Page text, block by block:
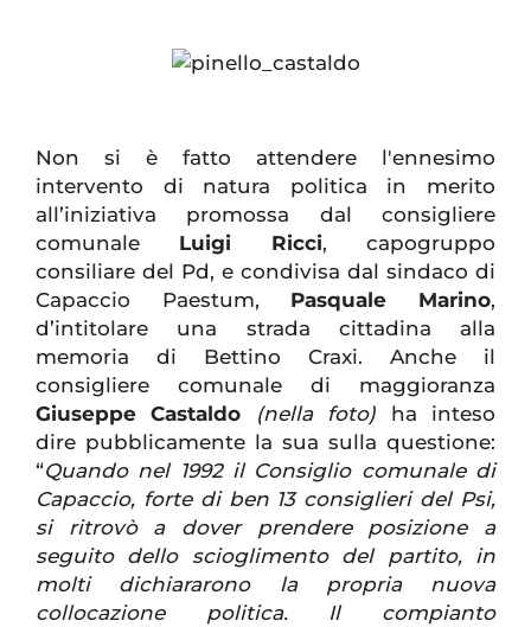
Non si è fatto attendere l'ennesimo
intervento di natura politica in merito
all’iniziativa promossa dal consigliere
comunale Luigi Ricci, capogruppo
consiliare del Pd, e condivisa dal sindaco di
Capaccio Paestum, Pasquale Marino,
d’intitolare una strada cittadina alla
memoria di Bettino Craxi. Anche il
consigliere comunale di maggioranza
Giuseppe Castaldo
(nella foto) ha inteso
dire pubblicamente la sua sulla questione:
“Quando nel 1992 il Consiglio comunale di
Capaccio, forte di ben 13 consiglieri del Psi,
si ritrovò a dover prendere posizione a
seguito dello scioglimento del partito, in
molti dichiararono la propria nuova
collocazione politica. Il compianto